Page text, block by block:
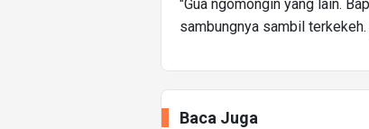
"Gua ngomongin yang lain.
sambungnya sambil
Baca Juga